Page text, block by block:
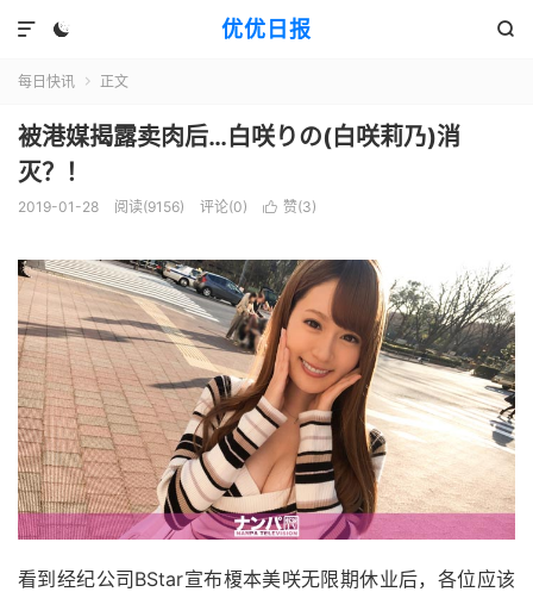
优优日报
 

每日快讯  正文
被港媒揭露卖肉后…白咲りの(白咲莉乃)消
灭？！
2019-01-28 阅读(9156) 评论(0)  赞(3)
看到经纪公司BStar宣布榎本美咲无限期休业后，各位应该